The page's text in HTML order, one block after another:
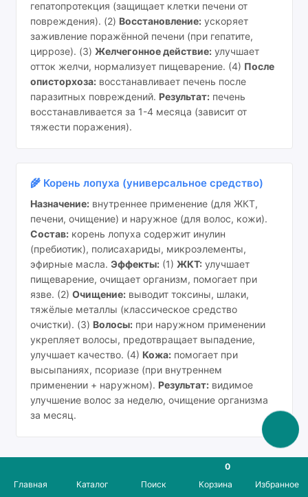
Главная Каталог Поиск Корзина
0
Избранное
гепатопротекция (защищает клетки печени от
повреждения). (2) Восстановление:ускоряет
заживление поражённой печени (при гепатите,
циррозе). (3) Желчегонное действие:улучшает
отток желчи, нормализует пищеварение. (4) После
описторхоза:восстанавливает печень после
паразитных повреждений. Результат:печень
восстанавливается за 1-4 месяца (зависит от
тяжести поражения).
🌾 Корень лопуха (универсальное средство)
Назначение:внутреннее применение (для ЖКТ,
печени, очищение) и наружное (для волос, кожи).
Состав:корень лопуха содержит инулин
(пребиотик), полисахариды, микроэлементы,
эфирные масла. Эффекты:(1) ЖКТ:улучшает
пищеварение, очищает организм, помогает при
язве. (2) Очищение:выводит токсины, шлаки,
тяжёлые металлы (классическое средство
очистки). (3) Волосы:при наружном применении
укрепляет волосы, предотвращает выпадение,
улучшает качество. (4) Кожа:помогает при
высыпаниях, псориазе (при внутреннем
применении + наружном). Результат:видимое
улучшение волос за неделю, очищение организма
за месяц.